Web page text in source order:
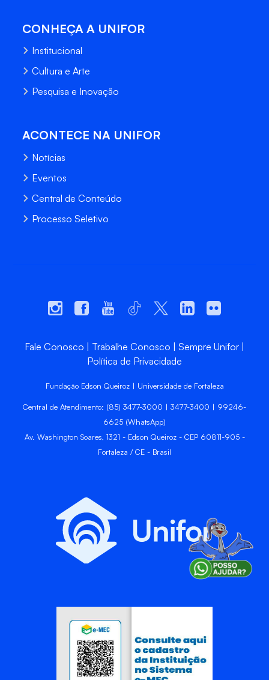
CONHEÇA A UNIFOR
Institucional
Cultura e Arte
Pesquisa e Inovação
ACONTECE NA UNIFOR
Notícias
Eventos
Central de Conteúdo
Processo Seletivo
Fale Conosco Trabalhe Conosco
Sempre Unifor
Política de Privacidade
Fundação Edson Queiroz | Universidade de Fortaleza
Central de Atendimento: (85) 3477-3000 | 3477-3400 | 99246-
6625 (WhatsApp)
Av. Washington Soares, 1321 - Edson Queiroz - CEP 60811-905 -
Fortaleza / CE - Brasil